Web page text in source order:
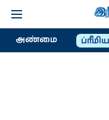
அண்மை